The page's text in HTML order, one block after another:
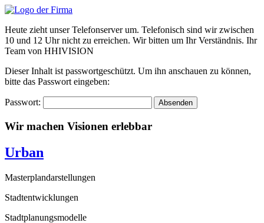
Zum
wechseln
Heute zieht unser Telefonserver um. Telefonisch sind wir zwischen
10 und 12 Uhr nicht zu erreichen. Wir bitten um Ihr Verständnis. Ihr
Team von HHIVISION
Dieser Inhalt ist passwortgeschützt. Um ihn anschauen zu können,
bitte das Passwort eingeben:
Passwort:
Wir machen Visionen erlebbar
Urban
Masterplandarstellungen
Stadtentwicklungen
Stadtplanungsmodelle